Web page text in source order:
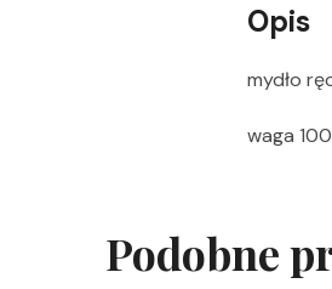
Opis
mydło
waga
Podobne